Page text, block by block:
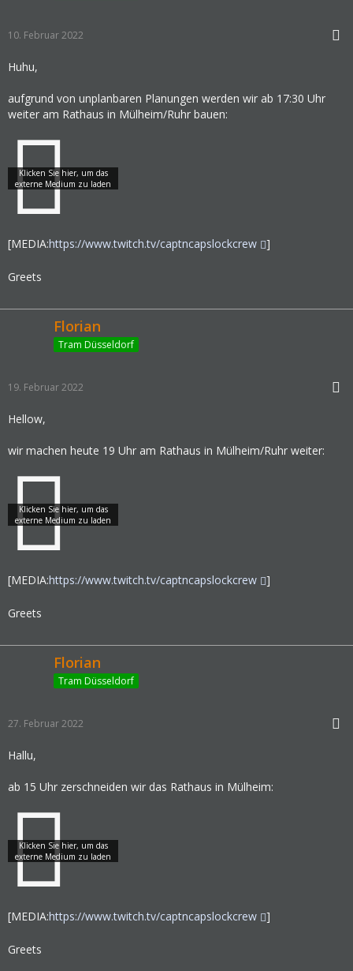
10. Februar 2022
Huhu,
aufgrund von unplanbaren Planungen werden wir ab 17:30 Uhr
weiter am Rathaus in Mülheim/Ruhr bauen:
[MEDIA:https://www.twitch.tv/captncapslockcrew ]
Greets
Florian
Tram Düsseldorf
19. Februar 2022
Hellow,
wir machen heute 19 Uhr am Rathaus in Mülheim/Ruhr weiter:
[MEDIA:https://www.twitch.tv/captncapslockcrew ]
Greets
Florian
Tram Düsseldorf
27. Februar 2022
Hallu,
ab 15 Uhr zerschneiden wir das Rathaus in Mülheim:
[MEDIA:https://www.twitch.tv/captncapslockcrew ]
Greets